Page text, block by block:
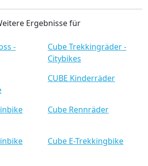
Ergebnisse für
-
Cube Trekkingräder -
Citybikes
CUBE Kinderräder
Cube Rennräder
Cube E-Trekkingbike